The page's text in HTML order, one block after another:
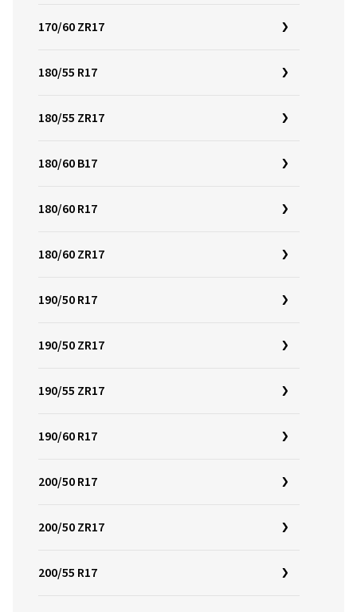
170/60 ZR17
180/55 R17
180/55 ZR17
180/60 B17
180/60 R17
180/60 ZR17
190/50 R17
190/50 ZR17
190/55 ZR17
190/60 R17
200/50 R17
200/50 ZR17
200/55 R17